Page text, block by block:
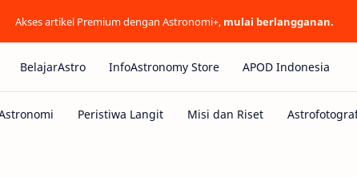
Akses artikel Premium dengan Astronomi+, mulai berlangganan.
BelajarAstro InfoAstronomy Store APOD Indonesia